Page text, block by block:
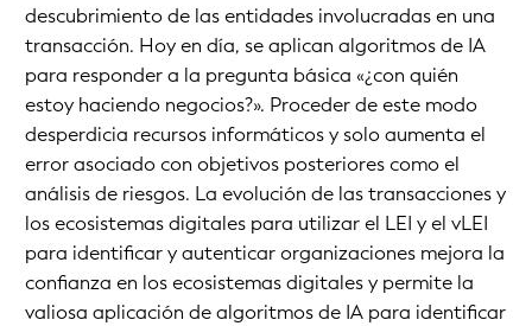
descubrimiento de las entidades involucradas en una
transacción. Hoy en día, se aplican algoritmos de IA
para responder a la pregunta básica «¿con quién
estoy haciendo negocios?». Proceder de este modo
desperdicia recursos informáticos y solo aumenta el
error asociado con objetivos posteriores como el
análisis de riesgos. La evolución de las transacciones y
los ecosistemas digitales para utilizar el LEI y el vLEI
para identificar y autenticar organizaciones mejora la
confianza en los ecosistemas digitales y permite la
valiosa aplicación de algoritmos de IA para identificar